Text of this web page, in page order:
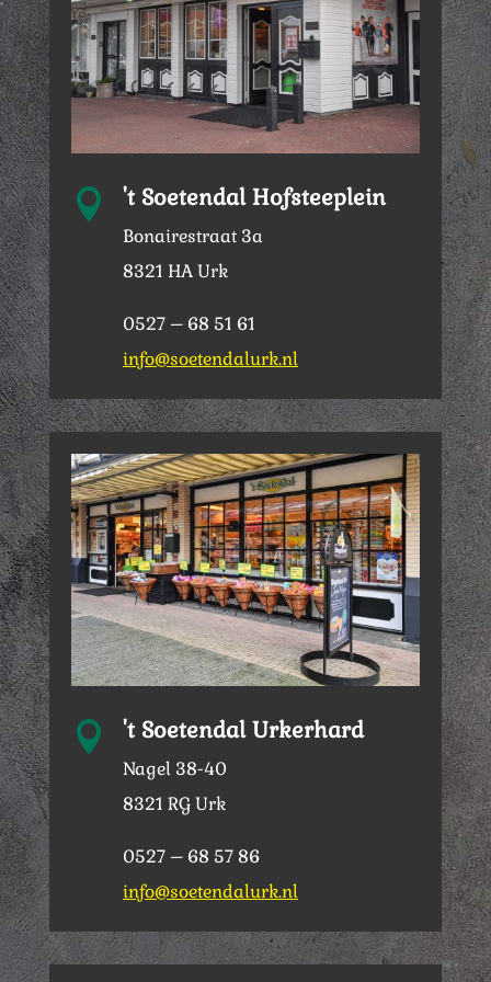
 't Soetendal Hofsteeplein
Bonairestraat 3a
8321 HA Urk
0527 – 68 51 61
info@soetendalurk.nl
 't Soetendal Urkerhard
Nagel 38-40
8321 RG Urk
0527 – 68 57 86
info@soetendalurk.nl